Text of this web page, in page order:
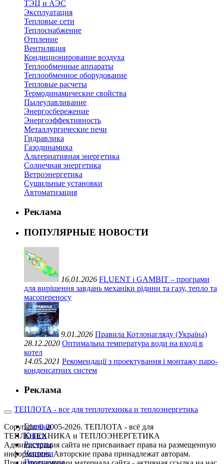
ТЭЦ и АЭС
Эксплуатация
Тепловые сети
Теплоснабжение
Отпление
Вентиляция
Кондиционирование воздуха
Теплообменные аппараты
Теплообменное оборудование
Тепловые расчеты
Термодинамические свойства
Пылеулавливание
Энергосбережение
Энергоэффективность
Металлургические печи
Гидравлика
Газодинамика
Альтернативная энергетика
Солнечная энергетика
Ветроэнергетика
Сушильные установки
Автоматизация
Реклама
ПОПУЛЯРНЫЕ НОВОСТИ
16.01.2026 FLUENT і GAMBIT – програми
для вирішення завдань механіки рідини та газу, тепло та
масопереносу
9.01.2026 Правила Котлонагляду (Україна)
28.12.2020 Оптимальна температура води на вході в
котел
14.05.2021 Рекомендації з проектування і монтажу паро-
конденсатних систем
Реклама
ТЕПЛОТА - все для теплотехника и теплоэнергетика
Главная
Книги
Расчеты
Чертежи
Программы
Copyright © 2005-2026. ТЕПЛОТА - всё для
ТЕПЛОТЕХНИКА и ТЕПЛОЭНЕРГЕТИКА
Администрация сайта не присваивает права на размещенную
информацию. Авторские права принадлежат авторам.